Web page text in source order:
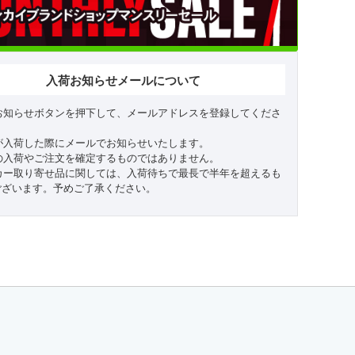
入荷お知らせメールについて
知らせボタンを押下して、メールアドレスを登録してくださ
荷した際にメールでお知らせいたします。
荷やご注文を確定するものではありません。
ー取り寄せ品に関しては、入荷待ちで最長で半年を超えるも
います。予めご了承ください。